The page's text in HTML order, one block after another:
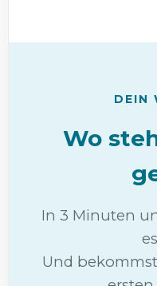
DEIN
Wo
In 3 Minuten
Und